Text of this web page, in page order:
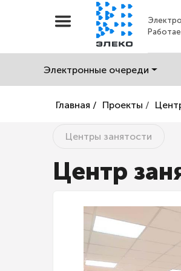
Электронные очереди
Главная / Проекты /
Центры занятости
Центр